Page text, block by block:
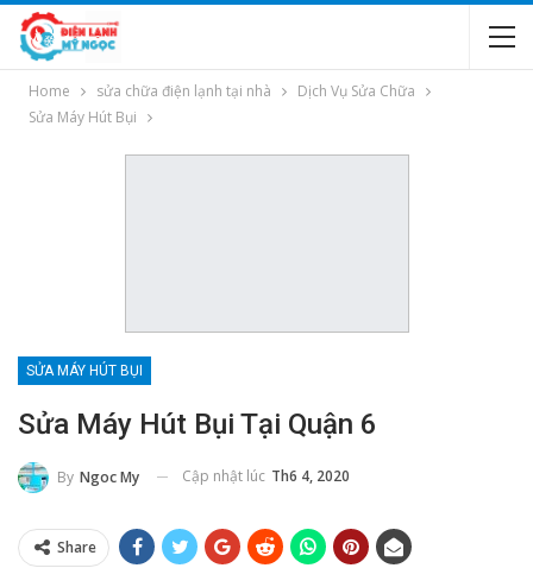
Home sửa chữa điện lạnh tại nhà
Dịch Vụ Sửa Chữa
Sửa Máy Hút Bụi
SỬA MÁY HÚT BỤI
Sửa Máy Hút Bụi Tại Quận 6
By Ngoc My Cập nhật lúc Th6 4, 2020
Share